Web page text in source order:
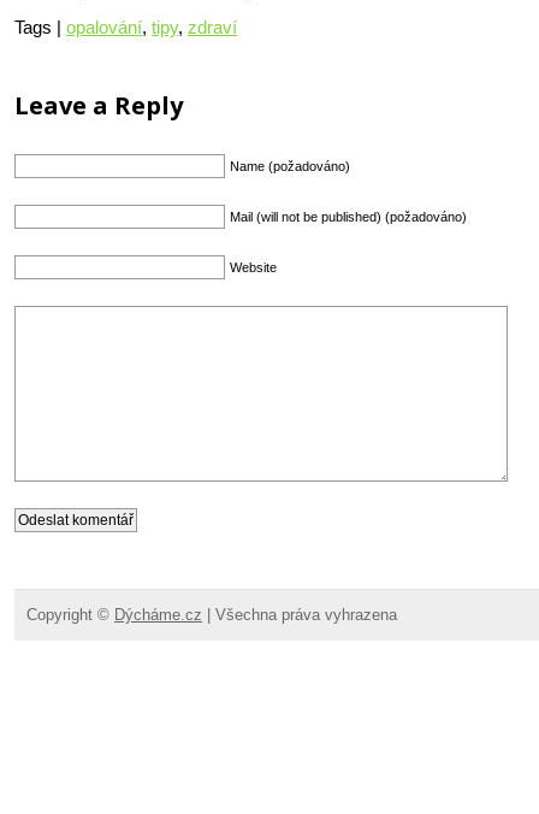
Tags | opalování, tipy, zdraví
Leave a Reply
Name (požadováno)
Mail (will not be published) (požadováno)
Website
Copyright © Dýcháme.cz | Všechna práva vyhrazena